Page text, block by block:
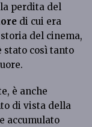
perdita del
di cui era
del cinema,
stato così tanto
è anche
di vista della
accumulato